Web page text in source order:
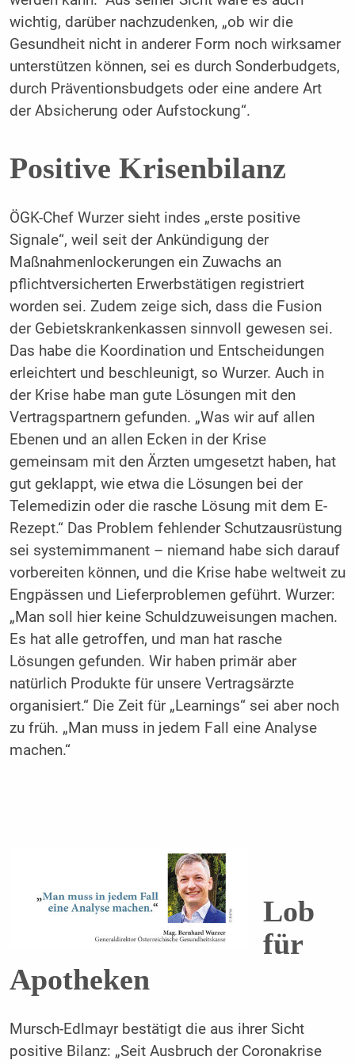
wichtig, darüber nachzudenken, „ob wir die
Gesundheit nicht in anderer Form noch wirksamer
unterstützen können, sei es durch Sonderbudgets,
durch Präventionsbudgets oder eine andere Art
der Absicherung oder Aufstockung“.
Positive Krisenbilanz
ÖGK-Chef Wurzer sieht indes „erste positive
Signale“, weil seit der Ankündigung der
Maßnahmenlockerungen ein Zuwachs an
pflichtversicherten Erwerbstätigen registriert
worden sei. Zudem zeige sich, dass die Fusion
der Gebietskrankenkassen sinnvoll gewesen sei.
Das habe die Koordination und Entscheidungen
erleichtert und beschleunigt, so Wurzer. Auch in
der Krise habe man gute Lösungen mit den
Vertragspartnern gefunden. „Was wir auf allen
Ebenen und an allen Ecken in der Krise
gemeinsam mit den Ärzten umgesetzt haben, hat
gut geklappt, wie etwa die Lösungen bei der
Telemedizin oder die rasche Lösung mit dem E-
Rezept.“ Das Problem fehlender Schutzausrüstung
sei systemimmanent – niemand habe sich darauf
vorbereiten können, und die Krise habe weltweit zu
Engpässen und Lieferproblemen geführt. Wurzer:
„Man soll hier keine Schuldzuweisungen machen.
Es hat alle getroffen, und man hat rasche
Lösungen gefunden. Wir haben primär aber
natürlich Produkte für unsere Vertragsärzte
organisiert.“ Die Zeit für „Learnings“ sei aber noch
zu früh. „Man muss in jedem Fall eine Analyse
machen.“
Lob
für
Apotheken
Mursch-Edlmayr bestätigt die aus ihrer Sicht
positive Bilanz: „Seit Ausbruch der Coronakrise